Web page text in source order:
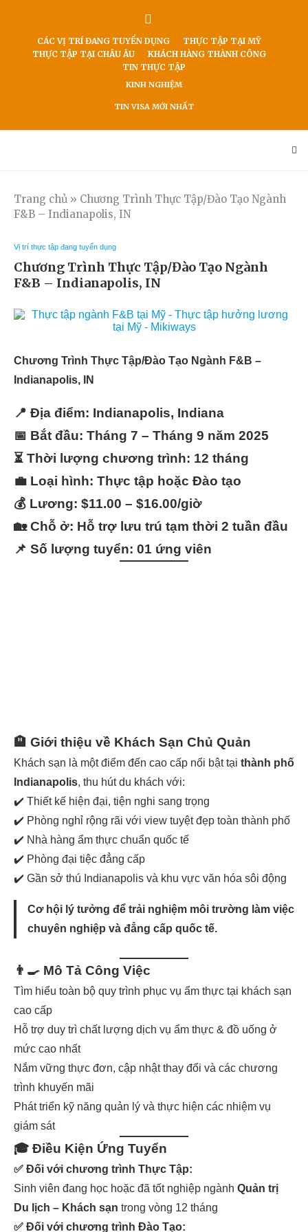
CÁC VỊ TRÍ ĐANG TUYỂN DỤNG
THỰC TẬP TẠI MỸ
THỰC TẬP TẠI CHÂU ÂU
KHÁCH HÀNG THÀNH CÔNG
TIN THỰC TẬP
KINH NGHIỆM
TIN VISA MỚI NHẤT
Trang chủ » Chương Trình Thực Tập/Đào Tạo Ngành
F&B – Indianapolis, IN
Vị trí thực tập đang tuyển dụng
Chương Trình Thực Tập/Đào Tạo Ngành
F&B – Indianapolis, IN
Chương Trình Thực Tập/Đào Tạo Ngành F&B –
Indianapolis, IN
📍 Địa điểm: Indianapolis, Indiana
📅 Bắt đầu: Tháng 7 – Tháng 9 năm 2025
⏳ Thời lượng chương trình: 12 tháng
💼 Loại hình: Thực tập hoặc Đào tạo
💰 Lương: $11.00 – $16.00/giờ
🏡Chỗ ở: Hỗ trợ lưu trú tạm thời 2 tuần đầu
📌 Số lượng tuyển: 01 ứng viên
🏨 Giới thiệu về Khách Sạn Chủ Quản
Khách sạn là một điểm đến cao cấp nổi bật tại thành phố
Indianapolis, thu hút du khách với:
✔️ Thiết kế hiện đại, tiện nghi sang trọng
✔️ Phòng nghỉ rộng rãi với view tuyệt đẹp toàn thành phố
✔️ Nhà hàng ẩm thực chuẩn quốc tế
✔️ Phòng đại tiệc đẳng cấp
✔️ Gần sở thú Indianapolis và khu vực văn hóa sôi động
Cơ hội lý tưởng để trải nghiệm môi trường làm việc
chuyên nghiệp và đẳng cấp quốc tế.
👨‍🍳 Mô Tả Công Việc
Tìm hiểu toàn bộ quy trình phục vụ ẩm thực tại khách sạn
cao cấp
Hỗ trợ duy trì chất lượng dịch vụ ẩm thực & đồ uống ở
mức cao nhất
Nắm vững thực đơn, cập nhật thay đổi và các chương
trình khuyến mãi
Phát triển kỹ năng quản lý và thực hiện các nhiệm vụ
giám sát
🎓 Điều Kiện Ứng Tuyển
✅ Đối với chương trình Thực Tập:
Sinh viên đang học hoặc đã tốt nghiệp ngành Quản trị
Du lịch – Khách sạn trong vòng 12 tháng
✅ Đối với chương trình Đào Tạo: